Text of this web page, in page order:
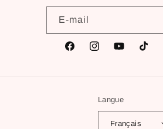
E-mail
FacebookInstagramYouTubeTikTok
Langue
Français